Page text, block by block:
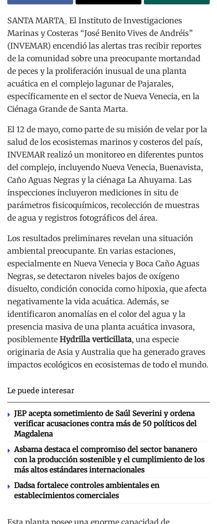
SANTA MARTA_ El Instituto de Investigaciones
Marinas y Costeras “José Benito Vives de Andréis”
(INVEMAR) encendió las alertas tras recibir reportes
de la comunidad sobre una preocupante mortandad
de peces y la proliferación inusual de una planta
acuática en el complejo lagunar de Pajarales,
específicamente en el sector de Nueva Venecia, en la
Ciénaga Grande de Santa Marta.
El 12 de mayo, como parte de su misión de velar por la
salud de los ecosistemas marinos y costeros del país,
INVEMAR realizó un monitoreo en diferentes puntos
del complejo, incluyendo Nueva Venecia, Buenavista,
Caño Aguas Negras y la ciénaga La Ahuyama. Las
inspecciones incluyeron mediciones in situ de
parámetros fisicoquímicos, recolección de muestras
de agua y registros fotográficos del área.
Los resultados preliminares revelan una situación
ambiental preocupante. En varias estaciones,
especialmente en Nueva Venecia y Boca Caño Aguas
Negras, se detectaron niveles bajos de oxígeno
disuelto, condición conocida como hipoxia, que afecta
negativamente la vida acuática. Además, se
identificaron anomalías en el color del agua y la
presencia masiva de una planta acuática invasora,
posiblemente Hydrilla verticillata, una especie
originaria de Asia y Australia que ha generado graves
impactos ecológicos en ecosistemas de todo el mundo.
Le puede interesar
JEP acepta sometimiento de Saúl Severini y ordena
verificar acusaciones contra más de 50 políticos del
Magdalena
Asbama destaca el compromiso del sector bananero
con la producción sostenible y el cumplimiento de los
más altos estándares internacionales
Dadsa fortalece controles ambientales en
establecimientos comerciales